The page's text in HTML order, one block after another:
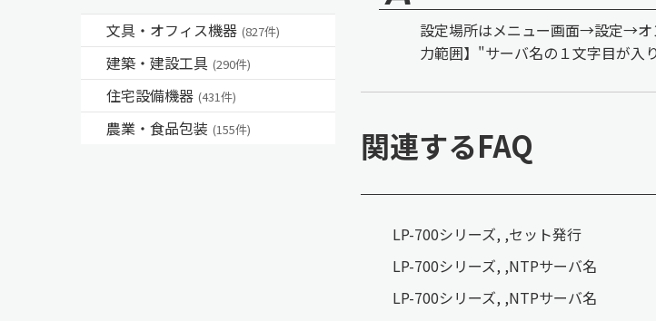
文具・オフィス機器 (827件)
建築・建設工具 (290件)
住宅設備機器 (431件)
農業・食品包装 (155件)
設定場所はメニュー画面→設定→オ
力範囲】"サーバ名の１文字目が
関連するFAQ
LP-700シリーズ, ,セット発行
LP-700シリーズ, ,NTPサーバ名
LP-700シリーズ, ,NTPサーバ名